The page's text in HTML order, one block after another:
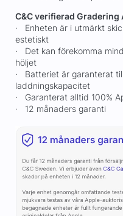
C&C verifierad Gradering
· Enheten är i utmärkt
estetiskt
· Det kan förekomma
höljet
· Batteriet är garanterat
laddningskapacitet
· Garanterat alltid 100%
· 12 månaders garanti